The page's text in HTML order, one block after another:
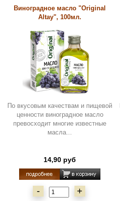
Виноградное масло "Original
Altay", 100мл.
По вкусовым качествам и пищевой
ценности виноградное масло
превосходит многие известные
масла...
14,90 руб
- +